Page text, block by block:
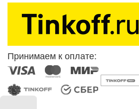
Принимаем к оплате: